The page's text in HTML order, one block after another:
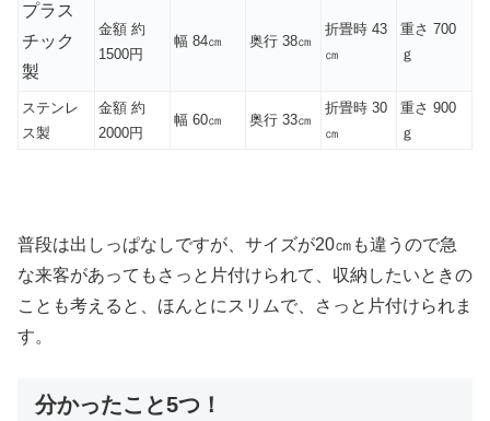
プラス
チック
製
金額 約
1500円
幅 84㎝ 奥行 38㎝
折畳時 43
㎝
重さ 700
ｇ
ステンレ
ス製
金額 約
2000円
幅 60㎝ 奥行 33㎝
折畳時 30
㎝
重さ 900
ｇ
普段は出しっぱなしですが、サイズが20㎝も違うので急
な来客があってもさっと片付けられて、収納したいときの
ことも考えると、ほんとにスリムで、さっと片付けられま
す。
分かったこと5つ！